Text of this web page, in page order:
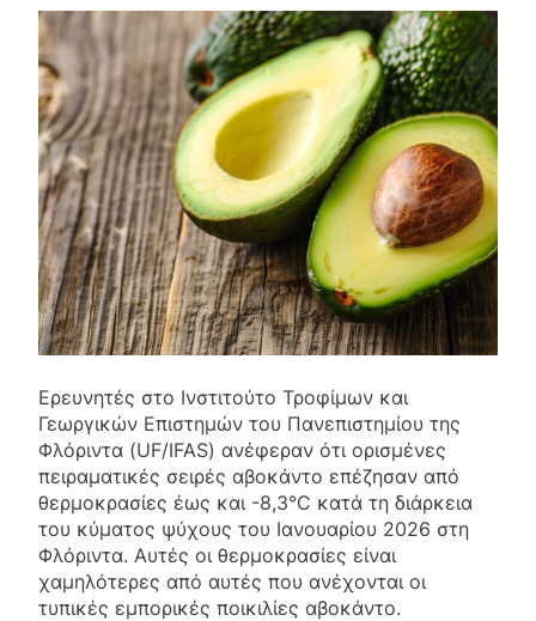
Ερευνητές στο Ινστιτούτο Τροφίμων και
Γεωργικών Επιστημών του Πανεπιστημίου της
Φλόριντα (UF/IFAS) ανέφεραν ότι ορισμένες
πειραματικές σειρές αβοκάντο επέζησαν από
θερμοκρασίες έως και -8,3°C κατά τη διάρκεια
του κύματος ψύχους του Ιανουαρίου 2026 στη
Φλόριντα. Αυτές οι θερμοκρασίες είναι
χαμηλότερες από αυτές που ανέχονται οι
τυπικές εμπορικές ποικιλίες αβοκάντο.